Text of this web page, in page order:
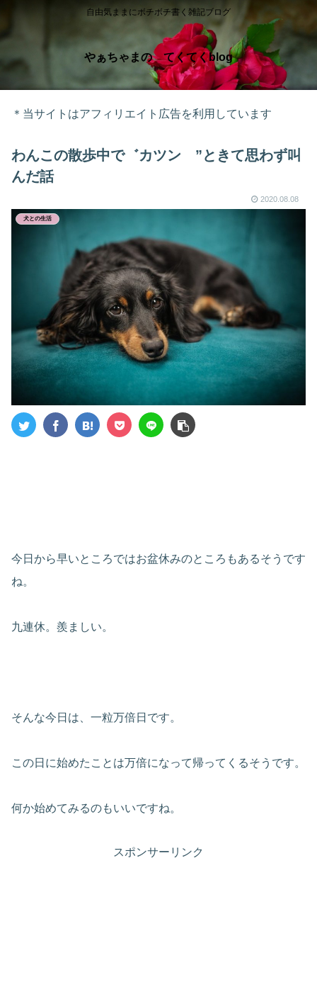
自由気ままにボチボチ書く雑記ブログ
やぁちゃまの てくてくblog
＊当サイトはアフィリエイト広告を利用しています
わんこの散歩中で゛カツン ”ときて思わず叫
んだ話
2020.08.08
犬との生活
今日から早いところではお盆休みのところもあるそうです
ね。
九連休。羨ましい。
そんな今日は、一粒万倍日です。
この日に始めたことは万倍になって帰ってくるそうです。
何か始めてみるのもいいですね。
スポンサーリンク